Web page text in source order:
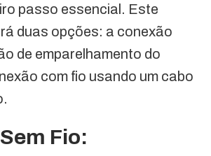
passo essencial. Este
duas opções: a conexão
de emparelhamento do
com fio usando um cabo
Fio: